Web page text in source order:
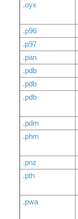
.oyx
.p96
.p97
.pan
.pdb
.pdb
.pdb
.pdm
.phm
.pnz
.pth
.pwa